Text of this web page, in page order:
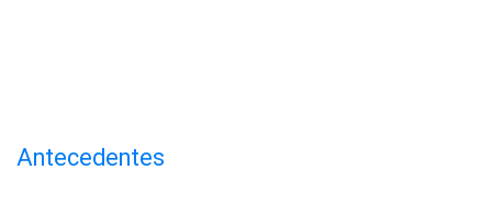
Antecedentes